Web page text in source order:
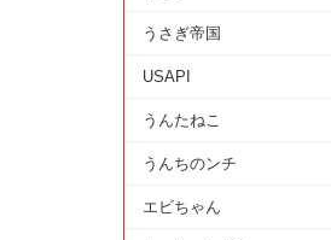
うさぎ帝国
USAPI
うんたねこ
うんちのンチ
エビちゃん